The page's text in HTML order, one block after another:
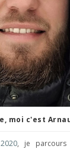
moi c'est
, je